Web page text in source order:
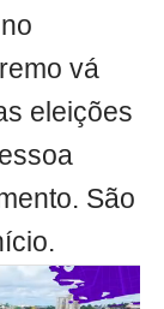
vá
eleições
São